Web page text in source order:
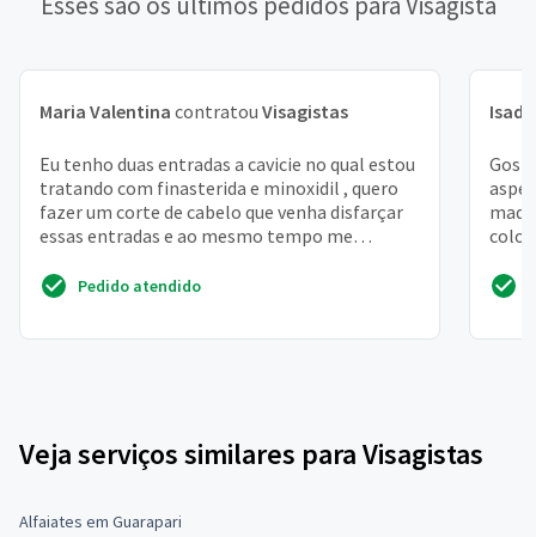
Maria Valentina contratou Visagistas
Eu tenho duas entradas a cavicie no qual estou
tratando com finasterida e minoxidil , quero
fazer um corte de cabelo que venha disfarçar
essas entradas e ao mesmo tempo me
Pedido atendido
Veja serviços similares para Visagistas
Alfaiates em Guarapari